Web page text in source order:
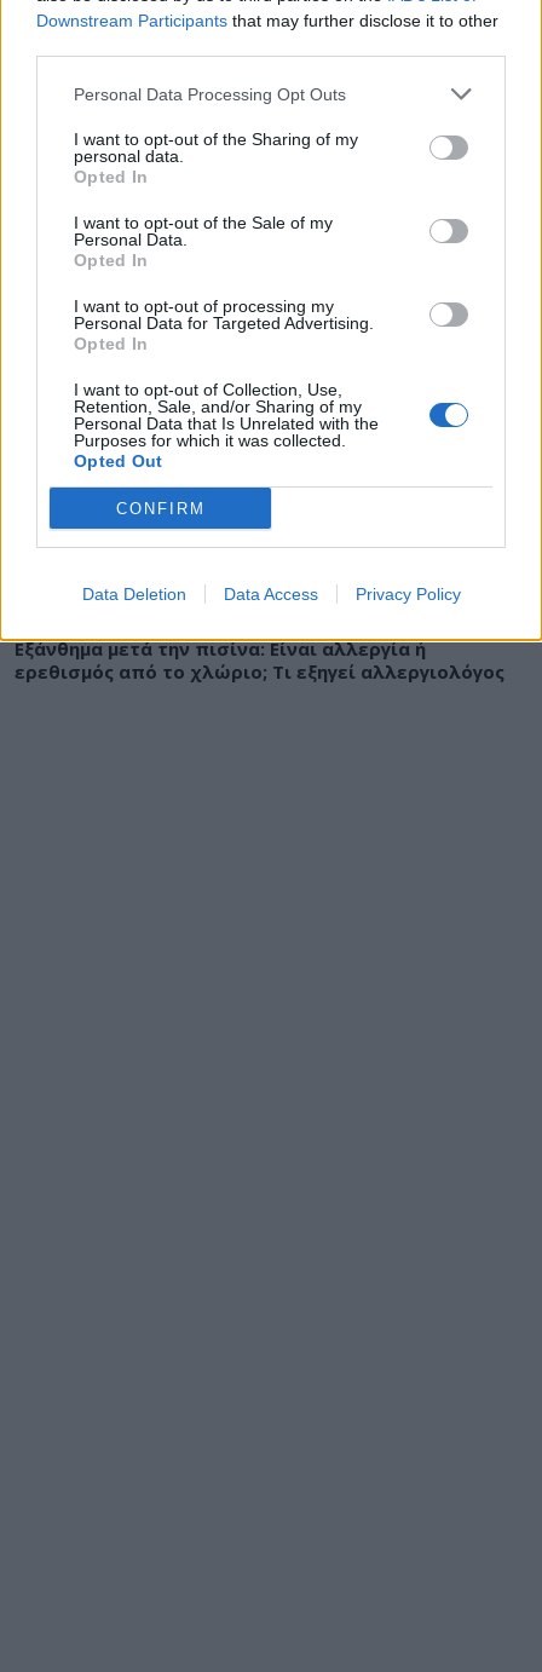
Downstream Participants that may further disclose it to other
Personal Data Processing Opt Outs
I want to opt-out of the Sharing of my
personal data.
Opted In
I want to opt-out of the Sale of my
Personal Data.
Opted In
I want to opt-out of processing my
Personal Data for Targeted Advertising.
Opted In
I want to opt-out of Collection, Use,
Retention, Sale, and/or Sharing of my
Personal Data that Is Unrelated with the
Purposes for which it was collected.
Opted Out
CONFIRM
Data Deletion Data Access Privacy Policy
Κεχρί: Πώς μια ενισχυμένη ποικιλία μπορεί να
«γεμίσει» σίδηρο τα παιδιά, χωρίς παρενέργειες
ΕΙΔΗΣΕΙΣ 07 Αυγούστου 2026
Άδωνις Γεωργιάδης από Γ.Ν. Ρόδου: Νέες προσλήψεις
και «πράσινο φως» για το Ακτινοθεραπευτικό
07 Αυγούστου 2026 17:01
Εξάνθημα μετά την πισίνα: Είναι αλλεργία ή
ερεθισμός από το χλώριο; Τι εξηγεί αλλεργιολόγος